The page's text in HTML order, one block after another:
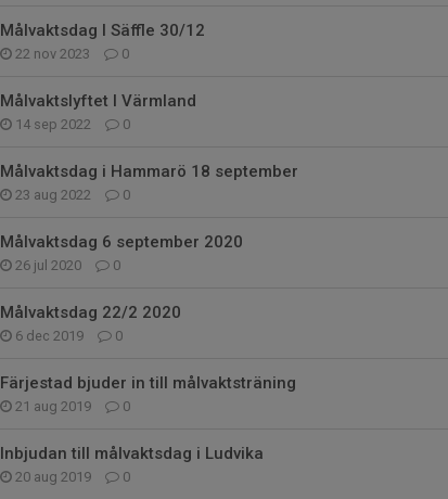
Målvaktsdag I Säffle 30/12
22 nov 2023 0
Målvaktslyftet I Värmland
14 sep 2022 0
Målvaktsdag i Hammarö 18 september
23 aug 2022 0
Målvaktsdag 6 september 2020
26 jul 2020 0
Målvaktsdag 22/2 2020
6 dec 2019 0
Färjestad bjuder in till målvaktsträning
21 aug 2019 0
Inbjudan till målvaktsdag i Ludvika
20 aug 2019 0